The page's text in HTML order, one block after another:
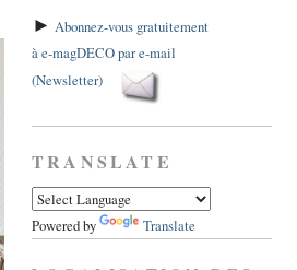
► Abonnez-vous gratuitement
à e-magDECO par e-mail
(Newsletter)
TRANSLATE
Powered by Translate